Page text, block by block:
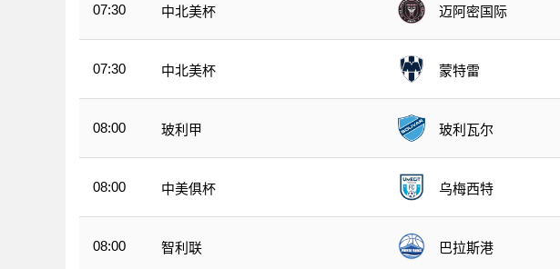
07:30 中北美杯 迈阿密国际
07:30 中北美杯 蒙特雷
08:00 玻利甲 玻利瓦尔
08:00 中美俱杯 乌梅西特
08:00 智利联 巴拉斯港